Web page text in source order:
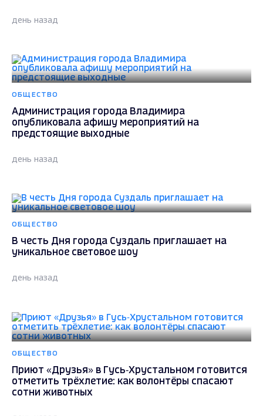
день назад
ОБЩЕСТВО
Администрация города Владимира
опубликовала афишу мероприятий на
предстоящие выходные
день назад
ОБЩЕСТВО
В честь Дня города Суздаль приглашает на
уникальное световое шоу
день назад
ОБЩЕСТВО
Приют «Друзья» в Гусь‑Хрустальном готовится
отметить трёхлетие: как волонтёры спасают
сотни животных